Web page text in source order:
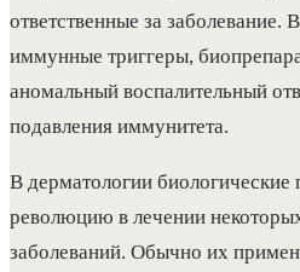
ответственные за заболевание.
иммунные триггеры,
аномальный воспалительный
подавления иммунитета.
В дерматологии биологические
революцию в лечении
заболеваний. Обычно их